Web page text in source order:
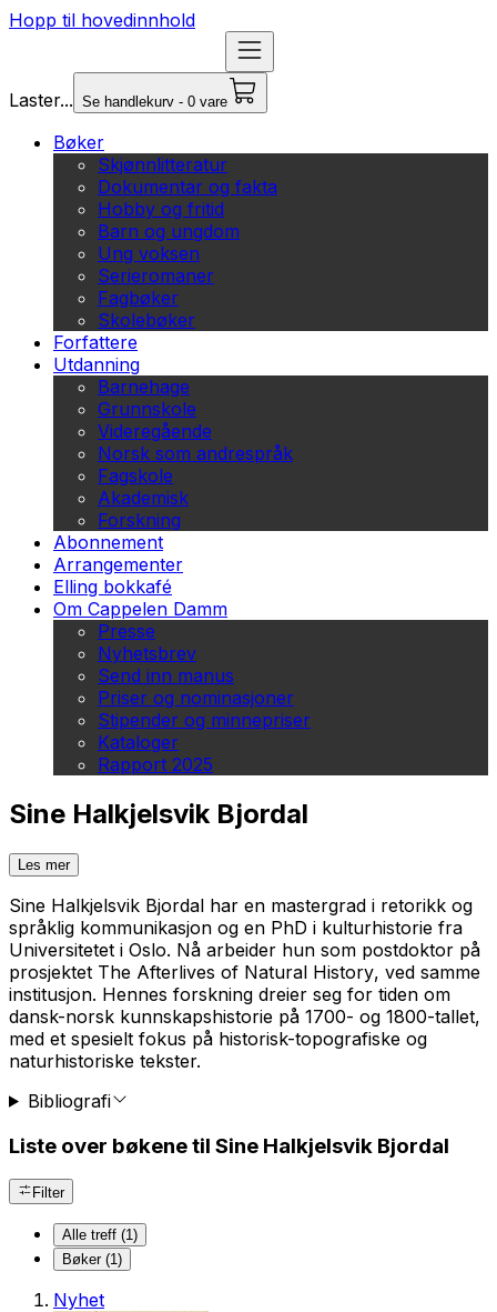
Hopp til hovedinnhold
Laster... Se handlekurv - 0 vare
Bøker
Skjønnlitteratur
Dokumentar og fakta
Hobby og fritid
Barn og ungdom
Ung voksen
Serieromaner
Fagbøker
Skolebøker
Forfattere
Utdanning
Barnehage
Grunnskole
Videregående
Norsk som andrespråk
Fagskole
Akademisk
Forskning
Abonnement
Arrangementer
Elling bokkafé
Om Cappelen Damm
Presse
Nyhetsbrev
Send inn manus
Priser og nominasjoner
Stipender og minnepriser
Kataloger
Rapport 2025
Sine Halkjelsvik Bjordal
Les mer
Sine Halkjelsvik Bjordal har en mastergrad i retorikk og
språklig kom­munikasjon og en PhD i kulturhistorie fra
Universitetet i Oslo. Nå arbeider hun som postdoktor på
prosjektet The Afterlives of Natural History, ved samme
institusjon. Hennes forskning dreier seg for tiden om
dansk-norsk kunnskapshistorie på 1700- og 1800-tallet,
med et spesielt fokus på historisk-topografiske og
naturhistoriske tekster.
Bibliografi
Liste over bøkene til Sine Halkjelsvik Bjordal
Filter
Alle treff (1)
Bøker (1)
Nyhet